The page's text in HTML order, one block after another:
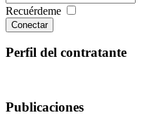
Recuérdeme
Conectar
Perfil del contratante
Publicaciones